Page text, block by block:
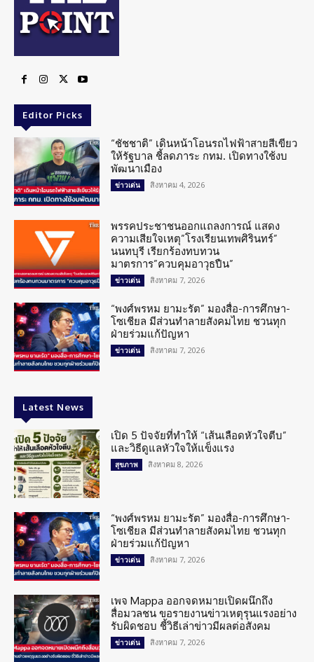
Editor Picks
“ชัชชาติ” เดินหน้าโอนรถไฟฟ้าสายสีเขียว
ให้รัฐบาล ชี้ลดภาระ กทม. เปิดทางใช้งบ
พัฒนาเมือง
ข่าวเด่น สิงหาคม 4, 2026
พรรคประชาชนออกแถลงการณ์ แสดง
ความเสียใจเหตุ”โรงเรียนเทพศิรินทร์”
นนทบุรี เรียกร้องทบทวน
มาตรการ”ควบคุมอาวุธปืน”
ข่าวเด่น สิงหาคม 7, 2026
“พงศ์พรหม ยามะรัต” มองสื่อ-การศึกษา-
โซเชียล มีส่วนทำลายสังคมไทย ชวนทุก
ฝ่ายร่วมแก้ปัญหา
ข่าวเด่น สิงหาคม 7, 2026
Latest News
เปิด 5 ปัจจัยที่ทำให้ “เส้นเลือดหัวใจตีบ”
และวิธีดูแลหัวใจให้แข็งแรง
สุขภาพ สิงหาคม 8, 2026
“พงศ์พรหม ยามะรัต” มองสื่อ-การศึกษา-
โซเชียล มีส่วนทำลายสังคมไทย ชวนทุก
ฝ่ายร่วมแก้ปัญหา
ข่าวเด่น สิงหาคม 7, 2026
เพจ Mappa ออกจดหมายเปิดผนึกถึง
สื่อมวลชน ขอรายงานข่าวเหตุรุนแรงอย่าง
รับผิดชอบ ชี้วิธีเล่าข่าวมีผลต่อสังคม
ข่าวเด่น สิงหาคม 7, 2026